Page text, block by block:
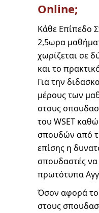
Online;
Κάθε Επίπεδο
2,5ωρα
χωρίζεται σε
και το
Για την
μέρους των
στους
του WSET
σπουδών από
επίσης η
σπουδαστές
πρωτότυπα
Όσον αφορά το
στους